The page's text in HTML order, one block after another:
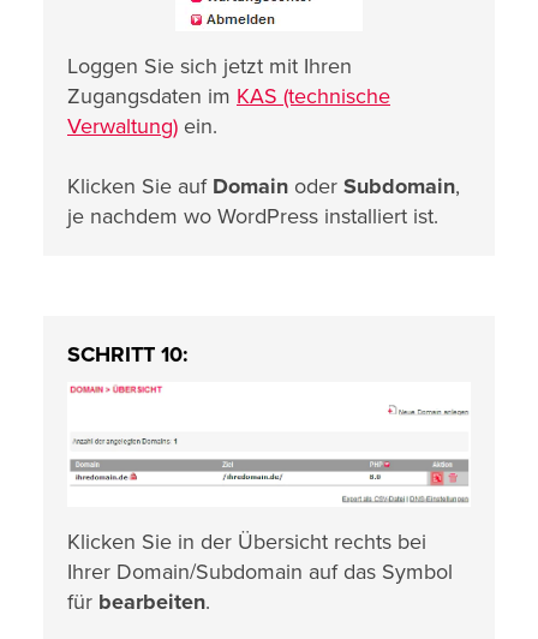
Loggen Sie sich jetzt mit Ihren
Zugangsdaten im KAS (technische
Verwaltung) ein.
Klicken Sie auf Domain oder Subdomain,
je nachdem wo WordPress installiert ist.
SCHRITT 10:
Klicken Sie in der Übersicht rechts bei
Ihrer Domain/Subdomain auf das Symbol
für bearbeiten.